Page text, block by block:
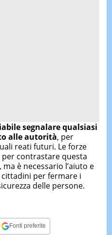
segnalare qualsiasi
alle autorità, per
reati futuri. Le forze
per contrastare questa
è necessario l’aiuto e
per fermare i
delle persone.
Fonti preferite